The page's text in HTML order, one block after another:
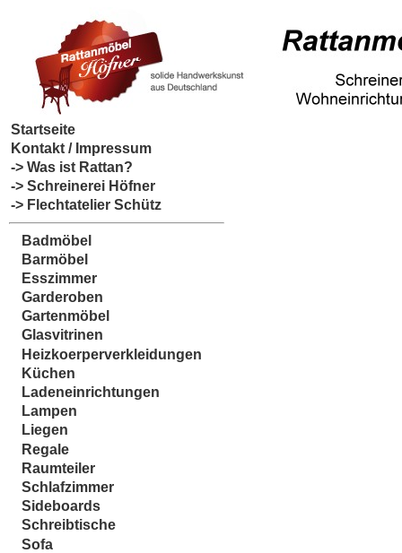
Startseite
Kontakt / Impressum
-> Was ist Rattan?
-> Schreinerei Höfner
-> Flechtatelier Schütz
Badmöbel
Barmöbel
Esszimmer
Garderoben
Gartenmöbel
Glasvitrinen
Heizkoerperverkleidungen
Küchen
Ladeneinrichtungen
Lampen
Liegen
Regale
Raumteiler
Schlafzimmer
Sideboards
Schreibtische
Sofa